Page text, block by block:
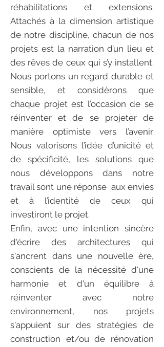
réhabilitations et extensions.
Attachés à la dimension artistique
de notre discipline, chacun de nos
projets est la narration d’un lieu et
des rêves de ceux qui s’y installent.
Nous portons un regard durable et
sensible, et considèrons que
chaque projet est l’occasion de se
réinventer et de se projeter de
manière optimiste vers l’avenir.
Nous valorisons l’idée d’unicité et
de spécificité, les solutions que
nous développons dans notre
travail sont une réponse aux envies
et à l’identité de ceux qui
investiront le projet.
Enfin, avec une intention sincère
d'écrire des architectures qui
s'ancrent dans une nouvelle ère,
conscients de la nécessité d'une
harmonie et d'un équilibre à
réinventer avec notre
environnement, nos projets
s'appuient sur des stratégies de
construction et/ou de rénovation